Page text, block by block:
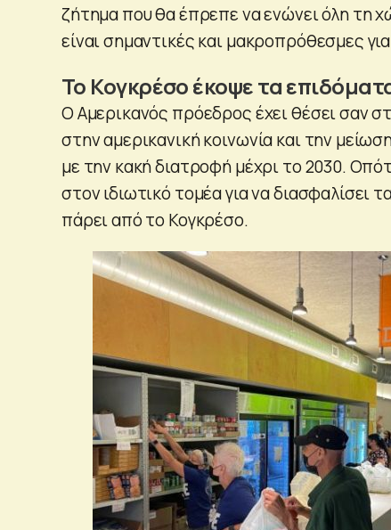
ζήτημα που θα έπρεπε να ενώνει όλη τη
είναι σημαντικές και μακροπρόθεσμες
Το Κογκρέσο έκοψε τα
Ο Αμερικανός πρόεδρος έχει θέσει σαν
στην αμερικανική κοινωνία και την
με την κακή διατροφή μέχρι το 2030.
στον ιδιωτικό τομέα για να διασφαλίσει
πάρει από το Κογκρέσο.